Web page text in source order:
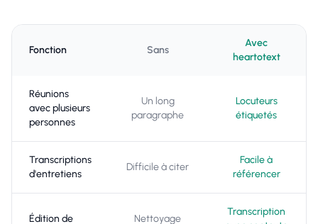
Fonction Sans
Avec
heartotext
Réunions
avec plusieurs
personnes
Un long
paragraphe
Locuteurs
étiquetés
Transcriptions
d'entretiens
Difficile à citer
Facile à
référencer
Édition de Nettoyage
Transcription